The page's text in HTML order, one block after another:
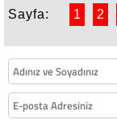
Sayfa: 1 2